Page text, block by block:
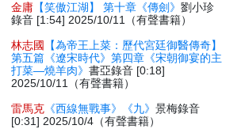
金庸 【笑傲江湖】 第十章《傳劍》劉小珍
錄音 [1:54] 2025/10/11（有聲書籍）
林志國
【為帝王上菜：歷代宮廷御醫傳奇】
第五篇《遼宋時代》第四章《宋朝御宴的主
打菜—燒羊肉》書亞錄音 [0:18]
2025/10/11（有聲書籍）
雷馬克 《西線無戰事》《九》景梅錄音
[0:31] 2025/10/4（有聲書籍）